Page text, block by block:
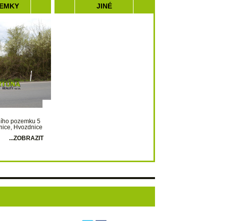
pozemku 5
Hvozdnice
...ZOBRAZIT
JINÉ